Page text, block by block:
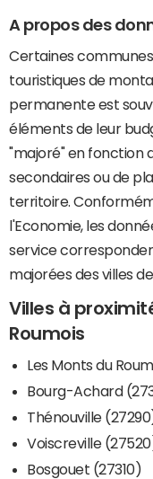
A propos des
Certaines
touristiques de
permanente est
éléments de leur
"majoré" en fonction
secondaires ou de
territoire.
l'Economie, les
service
majorées des villes
Villes à
Roumois
Les Monts du
Bourg-Achard
Thénouville
Voiscreville
Bosgouet (27310)